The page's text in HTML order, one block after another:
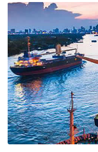
FURUNO fornisce una